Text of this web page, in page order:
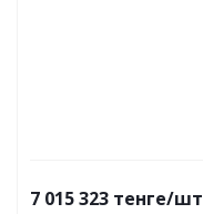
7 015 323 тенге/шт